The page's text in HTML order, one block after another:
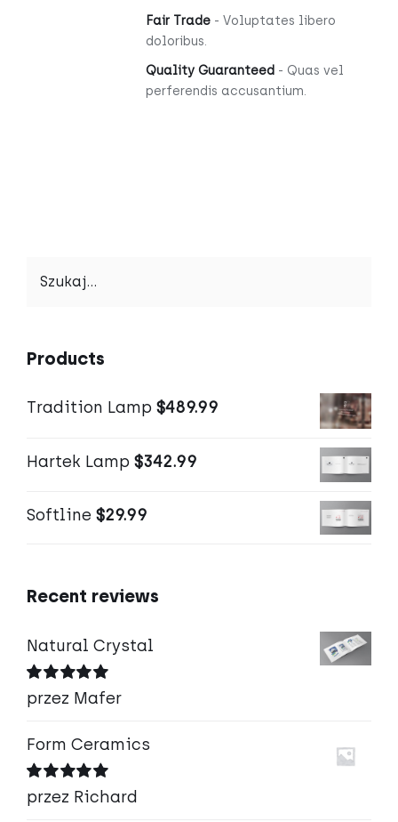
Fair Trade- Voluptates libero
doloribus.
Quality Guaranteed - Quas vel
perferendis accusantium.
Products
Tradition Lamp $489.99
Hartek Lamp $342.99
Softline $29.99
Recent reviews
Natural Crystal
Oceniono5
na 5
przez Mafer
Form Ceramics
Oceniono5
na 5
przez Richard